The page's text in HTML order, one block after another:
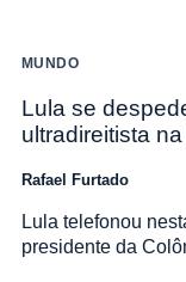
MUNDO
Lula se
ultradireitista
Rafael Furtado
Lula telefonou
presidente da